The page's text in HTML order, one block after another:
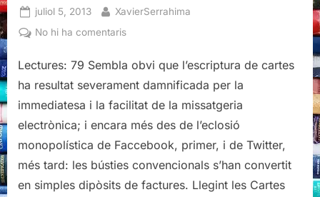
Posted
on
juliol 5, 2013 By
XavierSerrahima
No hi ha comentarisa
(1916-
1918),
Aleramo
–
Dino
Campana
Lectures: 79 Sembla obvi que l’escriptura de cartes
ha resultat severament damnificada per la
immediatesa i la facilitat de la missatgeria
electrònica; i encara més des de l’eclosió
monopolística de Faccebook, primer, i de Twitter,
més tard: les bústies convencionals s’han convertit
en simples dipòsits de factures. Llegint les Cartes